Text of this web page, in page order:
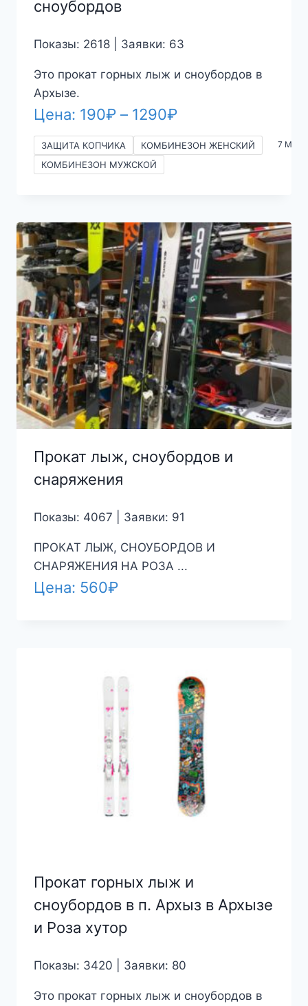
сноубордов
Показы: 2618 | Заявки: 63
Это прокат горных лыж и сноубордов в
Архызе.
Цена: 190₽ – 1290₽Диапазон
цен:
ЗАЩИТА КОПЧИКА
КОМБИНЕЗОН ЖЕНСКИЙ
КОМБИНЕЗОН МУЖСКОЙ
7 More
Прокат лыж, сноубордов и
снаряжения
Показы: 4067 | Заявки: 91
ПРОКАТ ЛЫЖ, СНОУБОРДОВ И
СНАРЯЖЕНИЯ НА РОЗА ...
Цена: 560₽
Прокат горных лыж и
сноубордов в п. Архыз в Архызе
и Роза хутор
Показы: 3420 | Заявки: 80
Это прокат горных лыж и сноубордов в